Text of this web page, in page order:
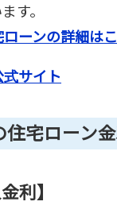
す。
ーンの詳細は
サイト
住宅ローン
利】